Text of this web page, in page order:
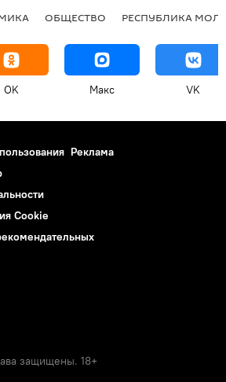
ОБЩЕСТВО РЕСПУБЛИКА
OK Макс VK
Реклама
Cookie
защищены. 18+